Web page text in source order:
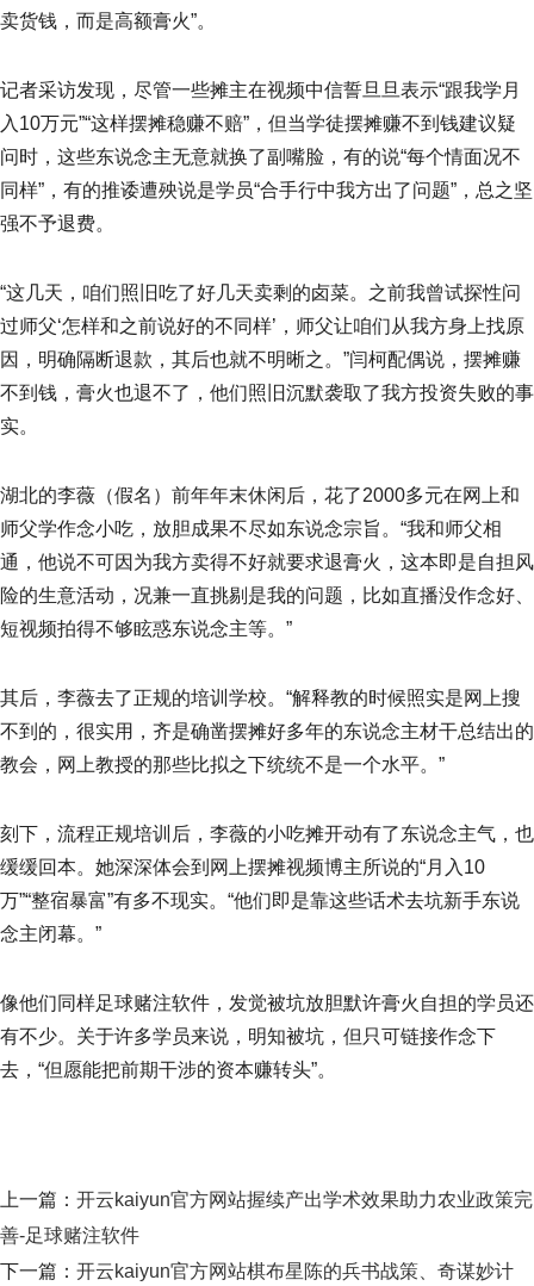
卖货钱，而是高额膏火”。
记者采访发现，尽管一些摊主在视频中信誓旦旦表示“跟我学月
入10万元”“这样摆摊稳赚不赔”，但当学徒摆摊赚不到钱建议疑
问时，这些东说念主无意就换了副嘴脸，有的说“每个情面况不
同样”，有的推诿遭殃说是学员“合手行中我方出了问题”，总之坚
强不予退费。
“这几天，咱们照旧吃了好几天卖剩的卤菜。之前我曾试探性问
过师父‘怎样和之前说好的不同样’，师父让咱们从我方身上找原
因，明确隔断退款，其后也就不明晰之。”闫柯配偶说，摆摊赚
不到钱，膏火也退不了，他们照旧沉默袭取了我方投资失败的事
实。
湖北的李薇（假名）前年年末休闲后，花了2000多元在网上和
师父学作念小吃，放胆成果不尽如东说念宗旨。“我和师父相
通，他说不可因为我方卖得不好就要求退膏火，这本即是自担风
险的生意活动，况兼一直挑剔是我的问题，比如直播没作念好、
短视频拍得不够眩惑东说念主等。”
其后，李薇去了正规的培训学校。“解释教的时候照实是网上搜
不到的，很实用，齐是确凿摆摊好多年的东说念主材干总结出的
教会，网上教授的那些比拟之下统统不是一个水平。”
刻下，流程正规培训后，李薇的小吃摊开动有了东说念主气，也
缓缓回本。她深深体会到网上摆摊视频博主所说的“月入10
万”“整宿暴富”有多不现实。“他们即是靠这些话术去坑新手东说
念主闭幕。”
像他们同样足球赌注软件，发觉被坑放胆默许膏火自担的学员还
有不少。关于许多学员来说，明知被坑，但只可链接作念下
去，“但愿能把前期干涉的资本赚转头”。
上一篇： 开云kaiyun官方网站握续产出学术效果助力农业政策完
善-足球赌注软件
下一篇： 开云kaiyun官方网站棋布星陈的兵书战策、奇谋妙计